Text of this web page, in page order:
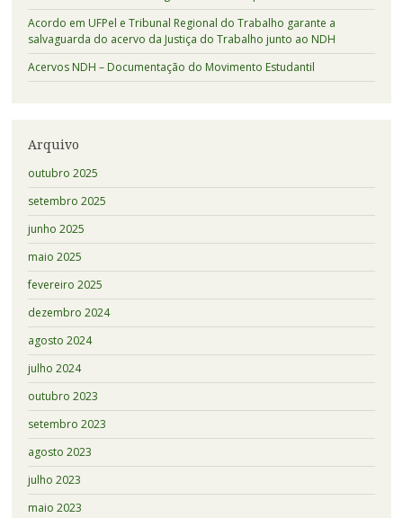
Acordo em UFPel e Tribunal Regional do Trabalho garante a
salvaguarda do acervo da Justiça do Trabalho junto ao NDH
Acervos NDH – Documentação do Movimento Estudantil
Arquivo
outubro 2025
setembro 2025
junho 2025
maio 2025
fevereiro 2025
dezembro 2024
agosto 2024
julho 2024
outubro 2023
setembro 2023
agosto 2023
julho 2023
maio 2023